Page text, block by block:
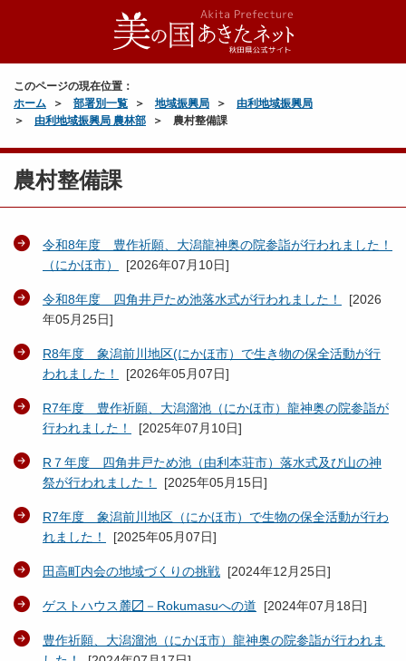
このページの現在位置：
ホーム
部署別一覧 地域振興局
由利地域振興局
由利地域振興局 農林部
農村整備課
農村整備課
令和8年度 豊作祈願、大潟龍神奥の院参詣が行われました！
（にかほ市）
[2026年07月10日]
令和8年度 四角井戸ため池落水式が行われました！ [2026
年05月25日]
R8年度 象潟前川地区(にかほ市）で生き物の保全活動が行
われました！
[2026年05月07日]
R7年度 豊作祈願、大潟溜池（にかほ市）龍神奥の院参詣が
行われました！
[2025年07月10日]
R７年度 四角井戸ため池（由利本荘市）落水式及び山の神
祭が行われました！
[2025年05月15日]
R7年度 象潟前川地区（にかほ市）で生物の保全活動が行わ
れました！
[2025年05月07日]
田高町内会の地域づくりの挑戦 [2024年12月25日]
ゲストハウス麓〼－Rokumasuへの道 [2024年07月18日]
豊作祈願、大潟溜池（にかほ市）龍神奥の院参詣が行われま